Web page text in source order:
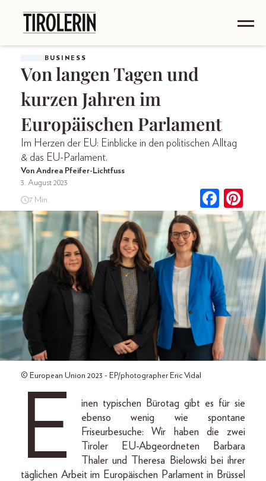
BUSINESS
Von langen Tagen und
kurzen Jahren im
Europäischen Parlament
Im Herzen der EU: Einblicke in den politischen Alltag
& das EU-Parlament.
Von Andrea Pfeifer-Lichtfuss
3. August 2023
7 Min.
© European Union 2023 - EP/photographer Eric Vidal
E
inen typischen Bürotag gibt es für sie
ebenso wenig wie spontane
Friseurbesuche: Wir haben die zwei
Tiroler EU-Abgeordneten Barbara
Thaler und Theresa Bielowski bei ihrer
täglichen Arbeit im Europäischen Parlament in Brüssel